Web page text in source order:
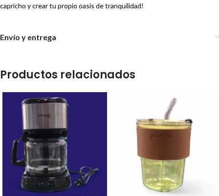
capricho y crear tu propio oasis de tranquilidad!
Envío y entrega
Productos relacionados